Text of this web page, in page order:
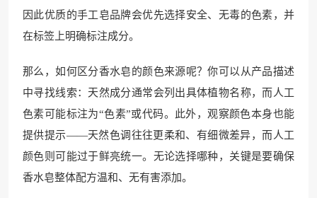
因此优质的手工皂品牌会优先选择安全、无毒的色素，并
在标签上明确标注成分。
那么，如何区分香水皂的颜色来源呢？你可以从产品描述
中寻找线索：天然成分通常会列出具体植物名称，而人工
色素可能标注为“色素”或代码。此外，观察颜色本身也能
提供提示——天然色调往往更柔和、有细微差异，而人工
颜色则可能过于鲜亮统一。无论选择哪种，关键是要确保
香水皂整体配方温和、无有害添加。